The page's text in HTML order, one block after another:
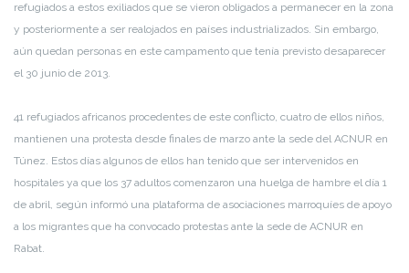
refugiados a estos exiliados que se vieron obligados a permanecer en la zona
y posteriormente a ser realojados en países industrializados. Sin embargo,
aún quedan personas en este campamento que tenía previsto desaparecer
el 30 junio de 2013.
41 refugiados africanos procedentes de este conflicto, cuatro de ellos niños,
mantienen una protesta desde finales de marzo ante la sede del ACNUR en
Túnez. Estos días algunos de ellos han tenido que ser intervenidos en
hospitales ya que los 37 adultos comenzaron una huelga de hambre el día 1
de abril, según informó una plataforma de asociaciones marroquíes de apoyo
a los migrantes que ha convocado protestas ante la sede de ACNUR en
Rabat.